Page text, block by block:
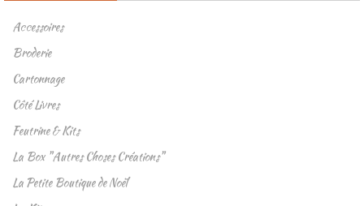
Accessoires
Broderie
Cartonnage
Côté Livres
Feutrine & Kits
La Box "Autres Choses Créations"
La Petite Boutique de Noël